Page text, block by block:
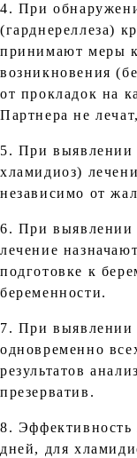
4. При
(гарднереллеза)
принимают меры
возникновения
от прокладок на
Партнера не
5. При выявлении
хламидиоз)
независимо от
6. При выявлении
лечение
подготовке к
беременности.
7. При выявлении
одновременно
результатов
презерватив.
8. Эффективность
дней, для